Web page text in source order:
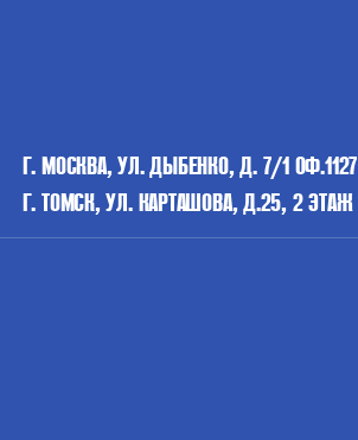
Г. МОСКВА, УЛ. ДЫБЕНКО, Д. 7/1 ОФ.1127
Г. ТОМСК, УЛ. КАРТАШОВА, Д.25, 2 ЭТАЖ